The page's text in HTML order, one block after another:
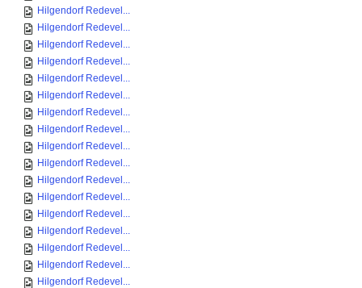
Hilgendorf Redevel...
Hilgendorf Redevel...
Hilgendorf Redevel...
Hilgendorf Redevel...
Hilgendorf Redevel...
Hilgendorf Redevel...
Hilgendorf Redevel...
Hilgendorf Redevel...
Hilgendorf Redevel...
Hilgendorf Redevel...
Hilgendorf Redevel...
Hilgendorf Redevel...
Hilgendorf Redevel...
Hilgendorf Redevel...
Hilgendorf Redevel...
Hilgendorf Redevel...
Hilgendorf Redevel...